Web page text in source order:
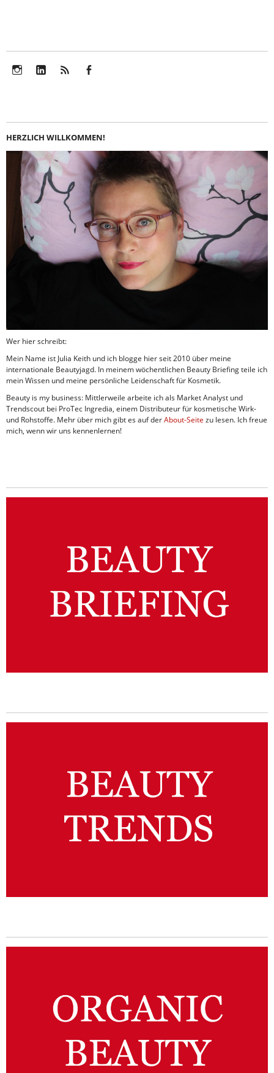
HERZLICH WILLKOMMEN!
Wer hier schreibt:
Mein Name ist Julia Keith und ich blogge hier seit 2010 über meine
internationale Beautyjagd. In meinem wöchentlichen Beauty Briefing teile ich
mein Wissen und meine persönliche Leidenschaft für Kosmetik.
Beauty is my business: Mittlerweile arbeite ich als Market Analyst und
Trendscout bei ProTec Ingredia, einem Distributeur für kosmetische Wirk-
und Rohstoffe. Mehr über mich gibt es auf derAbout-Seite zu lesen. Ich freue
mich, wenn wir uns kennenlernen!